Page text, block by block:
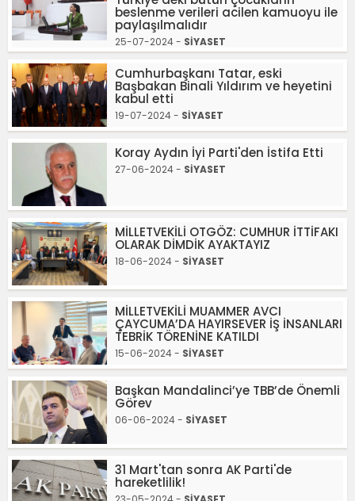
beslenme verileri acilen kamuoyu ile
paylaşılmalıdır
25-07-2024 - SİYASET
Cumhurbaşkanı Tatar, eski
Başbakan Binali Yıldırım ve heyetini
kabul etti
19-07-2024 - SİYASET
Koray Aydın İyi Parti'den İstifa Etti
27-06-2024 - SİYASET
MİLLETVEKİLİ OTGÖZ: CUMHUR İTTİFAKI
OLARAK DİMDİK AYAKTAYIZ
18-06-2024 - SİYASET
MİLLETVEKİLİ MUAMMER AVCI
ÇAYCUMA’DA HAYIRSEVER İŞ İNSANLARI
TEBRİK TÖRENİNE KATILDI
15-06-2024 - SİYASET
Başkan Mandalinci’ye TBB’de Önemli
Görev
06-06-2024 - SİYASET
31 Mart'tan sonra AK Parti'de
hareketlilik!